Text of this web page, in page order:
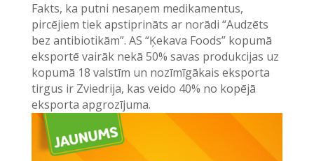
Fakts, ka putni nesaņem medikamentus,
pircējiem tiek apstiprināts ar norādi “Audzēts
bez antibiotikām”. AS “Ķekava Foods” kopumā
eksportē vairāk nekā 50% savas produkcijas uz
kopumā 18 valstīm un nozīmīgākais eksporta
tirgus ir Zviedrija, kas veido 40% no kopējā
eksporta apgrozījuma.